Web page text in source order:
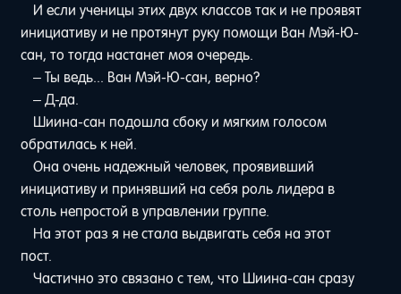
И если ученицы этих двух классов так и не проявят
инициативу и не протянут руку помощи Ван Мэй-Ю-
сан, то тогда настанет моя очередь.
– Ты ведь... Ван Мэй-Ю-сан, верно?
– Д-да.
Шиина-сан подошла сбоку и мягким голосом
обратилась к ней.
Она очень надежный человек, проявивший
инициативу и принявший на себя роль лидера в
столь непростой в управлении группе.
На этот раз я не стала выдвигать себя на этот
пост.
Частично это связано с тем, что Шиина-сан сразу